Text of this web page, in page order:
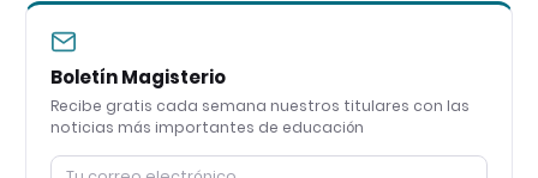
Boletín Magisterio
Recibe gratis cada semana nuestros titulares con las
noticias más importantes de educación